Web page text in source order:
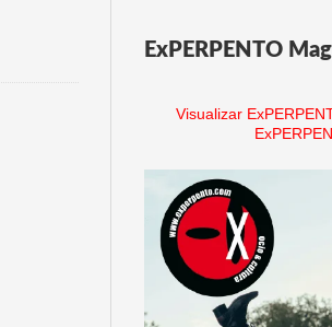
ExPERPENTO Mag
Visualizar